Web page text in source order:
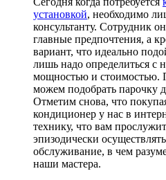
установкой, необходимо
консультанту. Сотрудник
главные предпочтения, а
вариант, что идеально
лишь надо определиться с
мощностью и стоимостью.
можем подобрать парочку
Отметим снова, что
кондиционер у нас в
технику, что вам
эпизодически
обслуживание, в чем
наши мастера.